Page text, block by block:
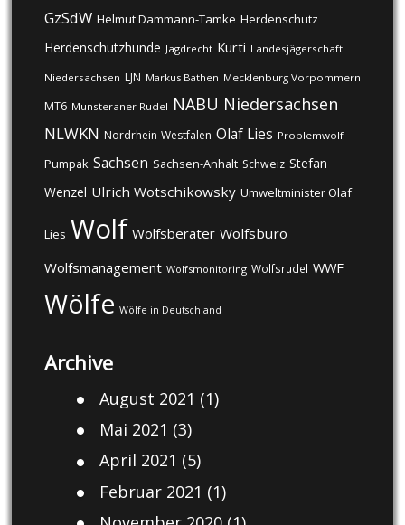
GzSdW Helmut Dammann-Tamke Herdenschutz
Herdenschutzhunde Jagdrecht Kurti Landesjägerschaft
Niedersachsen LJN Markus Bathen Mecklenburg Vorpommern
MT6 Munsteraner Rudel NABU Niedersachsen
NLWKN Nordrhein-Westfalen Olaf Lies Problemwolf
Pumpak Sachsen Sachsen-Anhalt Schweiz Stefan
Wenzel Ulrich Wotschikowsky Umweltminister Olaf
Lies Wolf Wolfsberater Wolfsbüro
Wolfsmanagement Wolfsmonitoring Wolfsrudel WWF
Wölfe Wölfe in Deutschland
Archive
August 2021 (1)
Mai 2021 (3)
April 2021 (5)
Februar 2021 (1)